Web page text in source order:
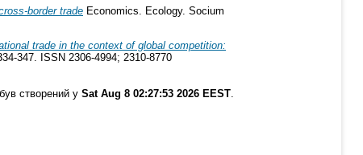
border trade Economics. Ecology. Socium
trade in the context of global competition:
347. ISSN 2306-4994; 2310-8770
створений у Sat Aug 8 02:27:53 2026 EEST